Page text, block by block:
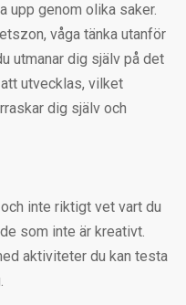
upp genom olika saker.
våga tänka utanför
utmanar dig själv på det
utvecklas, vilket
dig själv och
inte riktigt vet vart du
som inte är kreativt.
aktiviteter du kan testa